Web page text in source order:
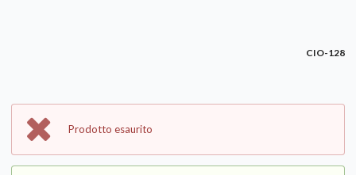
CIO-128
Prodotto esaurito